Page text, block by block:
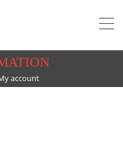
account